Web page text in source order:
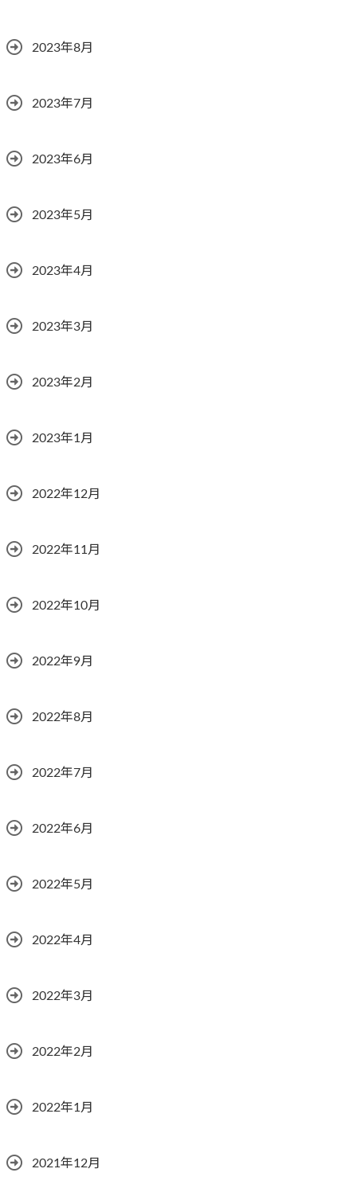
2023年8月
2023年7月
2023年6月
2023年5月
2023年4月
2023年3月
2023年2月
2023年1月
2022年12月
2022年11月
2022年10月
2022年9月
2022年8月
2022年7月
2022年6月
2022年5月
2022年4月
2022年3月
2022年2月
2022年1月
2021年12月